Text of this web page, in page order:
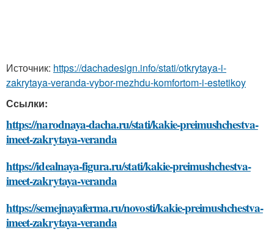
Источник: https://dachadesign.info/stati/otkrytaya-i-
zakrytaya-veranda-vybor-mezhdu-komfortom-i-estetikoy
Ссылки:
https://narodnaya-dacha.ru/stati/kakie-preimushchestva-
imeet-zakrytaya-veranda
https://idealnaya-figura.ru/stati/kakie-preimushchestva-
imeet-zakrytaya-veranda
https://semejnayaferma.ru/novosti/kakie-preimushchestva-
imeet-zakrytaya-veranda